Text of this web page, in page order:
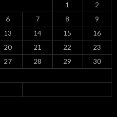
1
2
6 7 8
9
13 14 15
16
20 21 22
23
27 28 29
30